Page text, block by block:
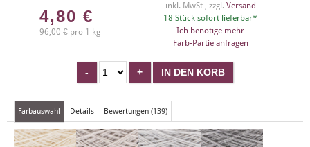
4,80 €
96,00 € pro 1 kg
inkl. MwSt , zzgl. Versand
18 Stück sofort lieferbar*
Ich benötige mehr
Farb-Partie anfragen
Farbauswahl Details Bewertungen (139)